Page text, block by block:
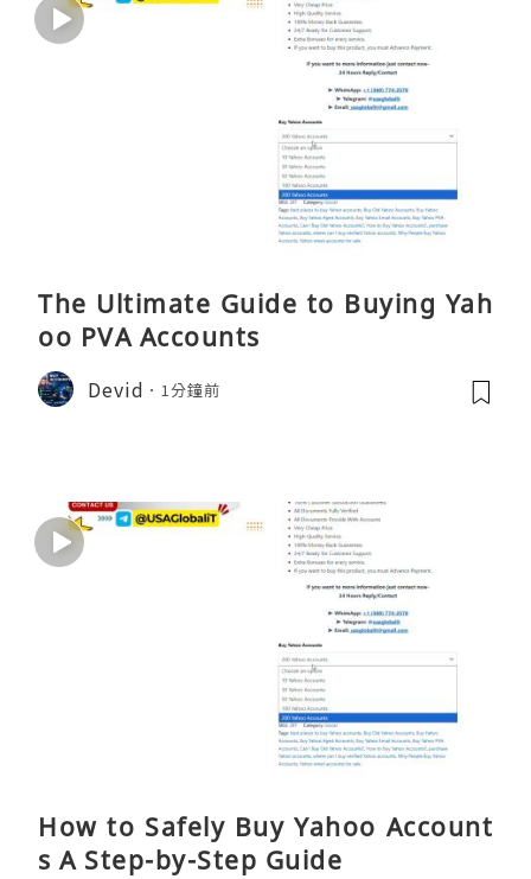
The Ultimate Guide to Buying Yah
oo PVA Accounts
Devid 1分鐘前
How to Safely Buy Yahoo Account
s A Step-by-Step Guide